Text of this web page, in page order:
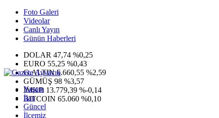
Foto Galeri
Videolar
Canlı Yayın
Günün Haberleri
DOLAR 47,74 %0,25
EURO 55,25 %0,43
G.ALTIN6.660,55 %2,59
GÜMÜŞ 98 %3,57
IMKB 13.779,39 %-0,14
BITCOIN 65.060 %0,10
Yaşam
İlan
Güncel
İlçemiz